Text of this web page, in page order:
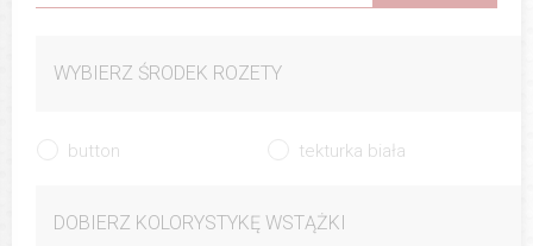
WYBIERZ ŚRODEK ROZETY
button tekturka biała
DOBIERZ KOLORYSTYKĘ WSTĄŻKI